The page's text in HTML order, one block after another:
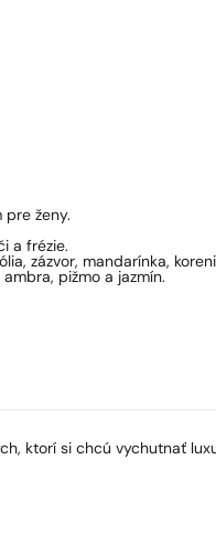
pre ženy.
a frézie.
zázvor, mandarínka,
pižmo a jazmín.
ktorí si chcú vychutnať